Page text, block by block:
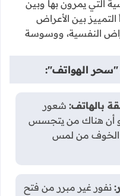
التي يمرون بها وبين
بين الأعراض
النفسية، ووسوسة
"سحر الهواتف":
بالهاتف: شعور
أن هناك من يتجسس
الخوف من لمس
نفور غير مبرر من فتح